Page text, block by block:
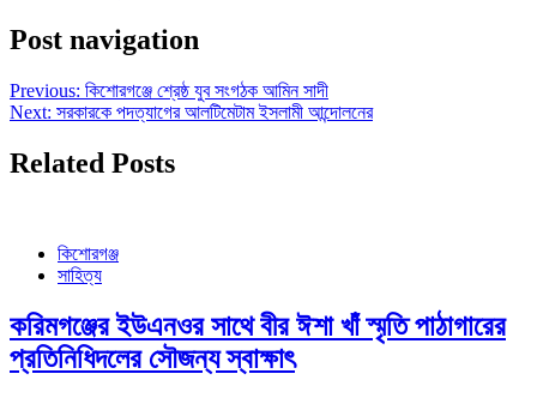
Post navigation
Previous: কিশোরগঞ্জে শ্রেষ্ঠ যুব সংগঠক আমিন সাদী
Next: সরকারকে পদত্যাগের আলটিমেটাম ইসলামী আন্দোলনের
Related Posts
কিশোরগঞ্জ
সাহিত্য
করিমগঞ্জের ইউএনওর সাথে বীর ঈশা খাঁ স্মৃতি পাঠাগারের
প্রতিনিধিদলের সৌজন্য স্বাক্ষাৎ